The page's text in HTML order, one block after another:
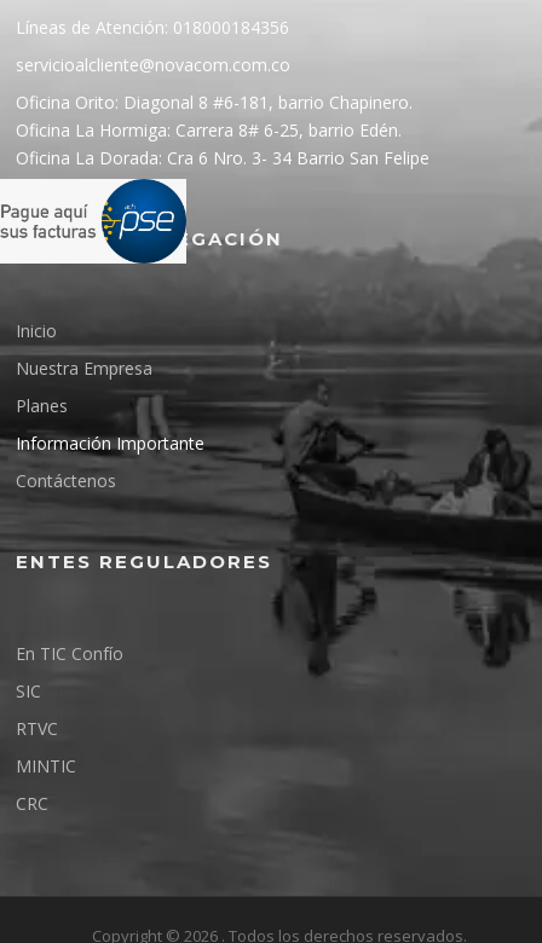
Líneas de Atención: 018000184356
servicioalcliente@novacom.com.co
Oficina Orito: Diagonal 8 #6-181, barrio Chapinero.
Oficina La Hormiga: Carrera 8# 6-25, barrio Edén.
Oficina La Dorada: Cra 6 Nro. 3- 34 Barrio San Felipe
MENÚ DE NAVEGACIÓN
Inicio
Nuestra Empresa
Planes
Información Importante
Contáctenos
ENTES REGULADORES
En TIC Confío
SIC
RTVC
MINTIC
CRC
Copyright © 2026 . Todos los derechos reservados.